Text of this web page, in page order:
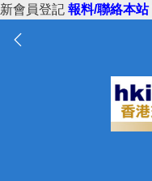
新會員登記 報料/聯絡本站